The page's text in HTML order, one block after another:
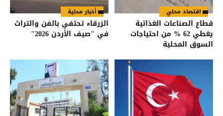
اقتصاد محلي
قطاع الصناعات الغذائية
يغطي 62 % من احتياجات
السوق المحلية
أخبار محلية
الزرقاء تحتفي بالفن والتراث
في "صيف الأردن 2026"